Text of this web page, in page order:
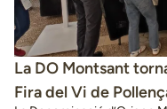
La DO Montsant
Fira del Vi de